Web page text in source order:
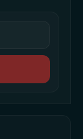
sont ouvertes
shopping
est une